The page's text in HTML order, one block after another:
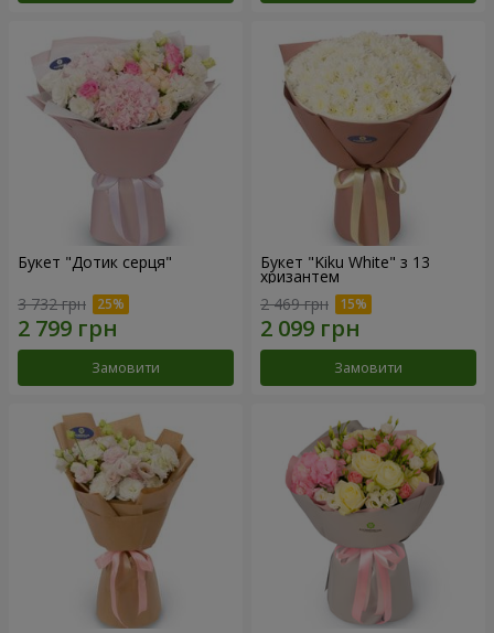
Букет "Дотик серця"
3 732 грн
Замовити
Букет "Kiku White" з 13
хризантем
2 469 грн
Замовити